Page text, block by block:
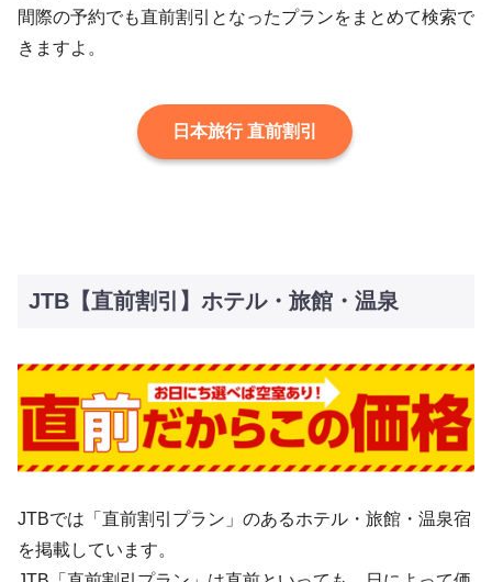
間際の予約でも直前割引となったプランをまとめて検索で
きますよ。
日本旅行 直前割引
JTB【直前割引】ホテル・旅館・温泉
JTBでは「直前割引プラン」のあるホテル・旅館・温泉宿
を掲載しています。